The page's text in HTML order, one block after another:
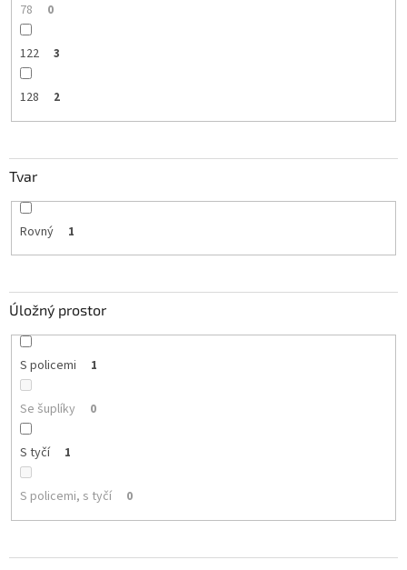
78 0
122 3
128 2
Tvar
Rovný 1
Úložný prostor
S policemi 1
Se šuplíky 0
S tyčí 1
S policemi, s tyčí 0